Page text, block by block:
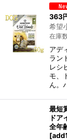
363
希望
在庫
アデ
ラン
レシ
モ、
ん。
最短
ドア
全年
[